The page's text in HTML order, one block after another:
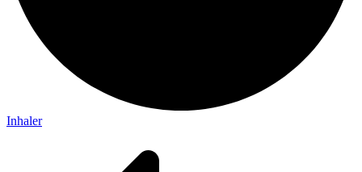
Inhaler